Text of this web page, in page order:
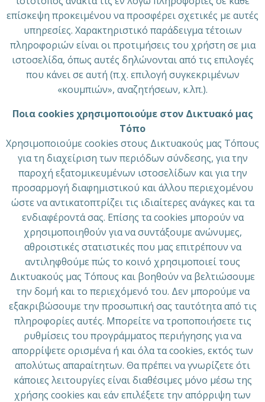
επίσκεψη προκειμένου να προσφέρει σχετικές με αυτές
υπηρεσίες. Χαρακτηριστικό παράδειγμα τέτοιων
πληροφοριών είναι οι προτιμήσεις του χρήστη σε μια
ιστοσελίδα, όπως αυτές δηλώνονται από τις επιλογές
που κάνει σε αυτή (π.χ. επιλογή συγκεκριμένων
«κουμπιών», αναζητήσεων, κ.λπ.).
Ποια cookies χρησιμοποιούμε στον Δικτυακό μας
Τόπο
Χρησιμοποιούμε cookies στους Δικτυακούς μας Τόπους
για τη διαχείριση των περιόδων σύνδεσης, για την
παροχή εξατομικευμένων ιστοσελίδων και για την
προσαρμογή διαφημιστικού και άλλου περιεχομένου
ώστε να αντικατοπτρίζει τις ιδιαίτερες ανάγκες και τα
ενδιαφέροντά σας. Επίσης τα cookies μπορούν να
χρησιμοποιηθούν για να συντάξουμε ανώνυμες,
αθροιστικές στατιστικές που μας επιτρέπουν να
αντιληφθούμε πώς το κοινό χρησιμοποιεί τους
Δικτυακούς μας Τόπους και βοηθούν να βελτιώσουμε
την δομή και το περιεχόμενό του. Δεν μπορούμε να
εξακριβώσουμε την προσωπική σας ταυτότητα από τις
πληροφορίες αυτές. Μπορείτε να τροποποιήσετε τις
ρυθμίσεις του προγράμματος περιήγησης για να
απορρίψετε ορισμένα ή και όλα τα cookies, εκτός των
απολύτως απαραίτητων. Θα πρέπει να γνωρίζετε ότι
κάποιες λειτουργίες είναι διαθέσιμες μόνο μέσω της
χρήσης cookies και εάν επιλέξετε την απόρριψη των